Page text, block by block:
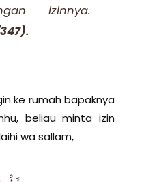
izinnya.
ke rumah bapaknya
beliau minta izin
wa sallam,